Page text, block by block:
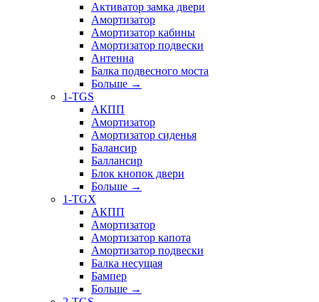
Активатор замка двери
Амортизатор
Амортизатор кабины
Амортизатор подвески
Антенна
Балка подвесного моста
Больше →
1-TGS
АКПП
Амортизатор
Амортизатор сиденья
Балансир
Баллансир
Блок кнопок двери
Больше →
1-TGX
АКПП
Амортизатор
Амортизатор капота
Амортизатор подвески
Балка несущая
Бампер
Больше →